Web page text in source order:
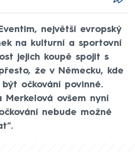
největší evropský
na kulturní a sportovní
jejich koupě spojit s
že v Německu, kde
očkování povinné.
Merkelová ovšem nyní
nebude možné